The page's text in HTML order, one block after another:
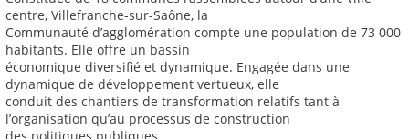
centre, Villefranche-sur-Saône, la
Communauté d’agglomération compte une population de 73 000
habitants. Elle offre un bassin
économique diversifié et dynamique. Engagée dans une
dynamique de développement vertueux, elle
conduit des chantiers de transformation relatifs tant à
l’organisation qu’au processus de construction